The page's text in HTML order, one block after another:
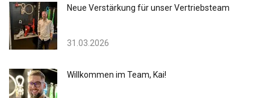
Neue Verstärkung für unser Vertriebsteam
31.03.2026
Willkommen im Team, Kai!